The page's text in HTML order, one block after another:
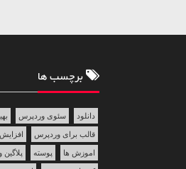
برچسب ها
دانلود سئوی وردپرس
قالب برای وردپرس
اموزش ها پوسته